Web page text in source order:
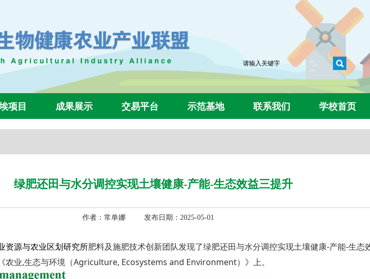
项目 成果展示 交易平台 示范基地 联系我们 学校首页
绿肥还田与水分调控实现土壤健康-产能-生态效益三提升
作者：常单娜 发布日期：2025-05-01
资源与农业区划研究所肥料及施肥技术创新团队发现了绿肥还田与水分调控实现土壤健康-产能-生态
农业,生态与环境（Agriculture, Ecosystems and Environment）》上。